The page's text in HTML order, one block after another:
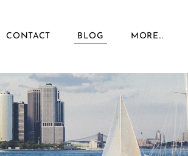
CONTACT BLOG MORE...